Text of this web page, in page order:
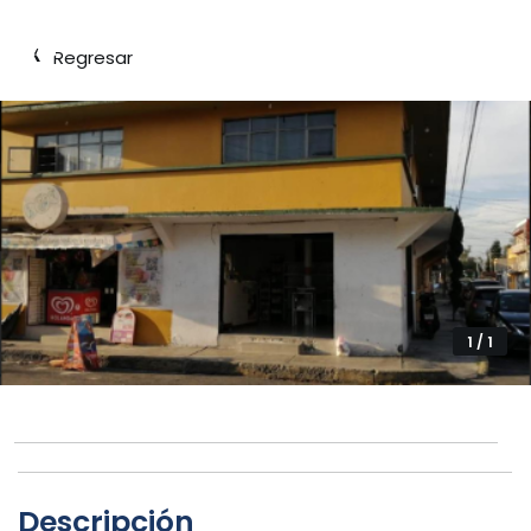
‹ Regresar
1 / 1
Descripción